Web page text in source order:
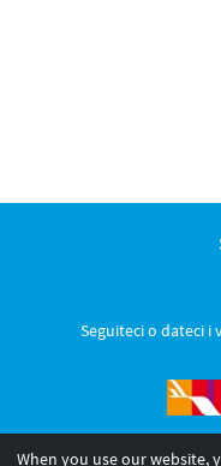
Seguiteci o dateci i
When you use our website,